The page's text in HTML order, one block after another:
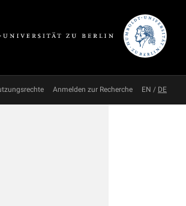
Anmelden zur Recherche EN / DE